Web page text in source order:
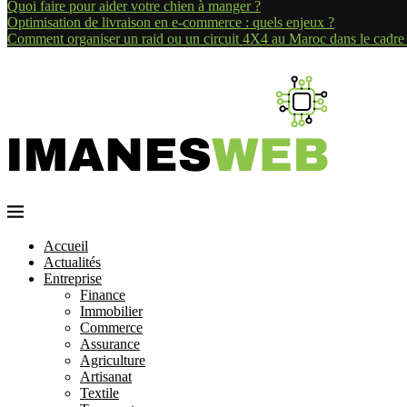
Quoi faire pour aider votre chien à manger ?
Optimisation de livraison en e-commerce : quels enjeux ?
Comment organiser un raid ou un circuit 4X4 au Maroc dans le
Accueil
Actualités
Entreprise
Finance
Immobilier
Commerce
Assurance
Agriculture
Artisanat
Textile